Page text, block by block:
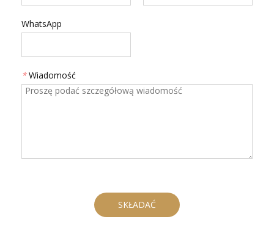
WhatsApp
* Wiadomość
SKŁADAĆ